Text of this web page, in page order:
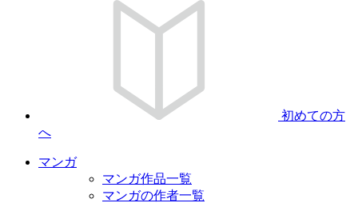
初めての方
へ
マンガ
マンガ作品一覧
マンガの作者一覧